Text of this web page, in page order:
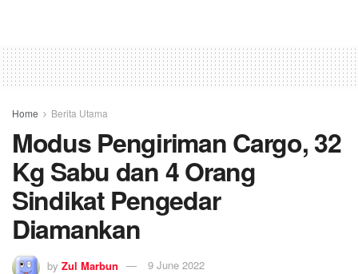
Home Berita Utama
Modus Pengiriman Cargo, 32
Kg Sabu dan 4 Orang
Sindikat Pengedar
Diamankan
by Zul Marbun 9 June 2022